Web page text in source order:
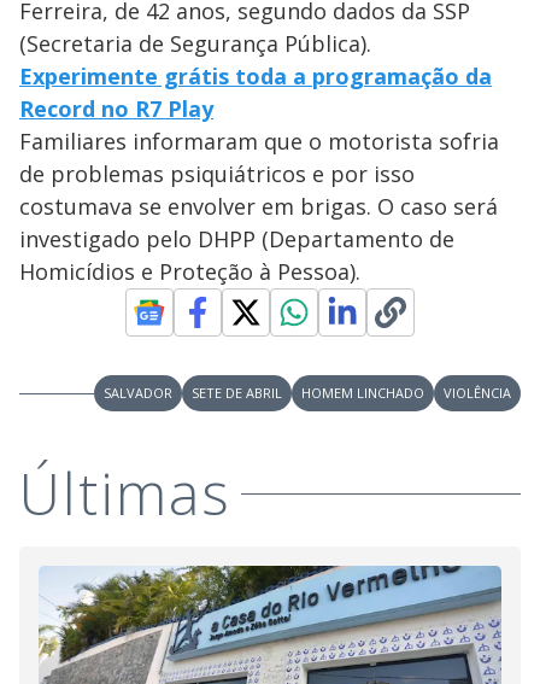
Ferreira, de 42 anos, segundo dados da SSP
(Secretaria de Segurança Pública).
Experimente grátis toda a programação da
Record no R7 Play
Familiares informaram que o motorista sofria
de problemas psiquiátricos e por isso
costumava se envolver em brigas. O caso será
investigado pelo DHPP (Departamento de
Homicídios e Proteção à Pessoa).
SALVADOR SETE DE ABRIL HOMEM LINCHADO VIOLÊNCIA
Últimas